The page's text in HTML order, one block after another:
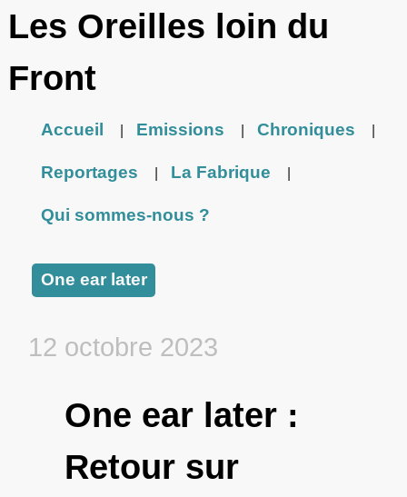
Les Oreilles loin du
Front
Accueil Emissions Chroniques
Reportages La Fabrique
Qui sommes-nous ?
One ear later
12 octobre 2023
One ear later :
Retour sur